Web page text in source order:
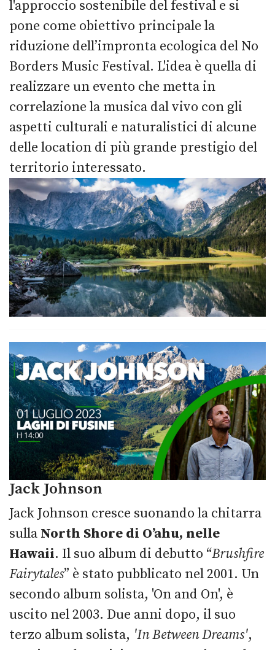
l'approccio sostenibile del festival e si
pone come obiettivo principale la
riduzione dell’impronta ecologica del No
Borders Music Festival. L'idea è quella di
realizzare un evento che metta in
correlazione la musica dal vivo con gli
aspetti culturali e naturalistici di alcune
delle location di più grande prestigio del
territorio interessato.
Jack Johnson
Jack Johnson cresce suonando la chitarra
sulla North Shore di O’ahu, nelle
Hawaii. Il suo album di debutto “Brushfire
Fairytales” è stato pubblicato nel 2001. Un
secondo album solista, 'On and On', è
uscito nel 2003. Due anni dopo, il suo
terzo album solista, 'In Between Dreams',